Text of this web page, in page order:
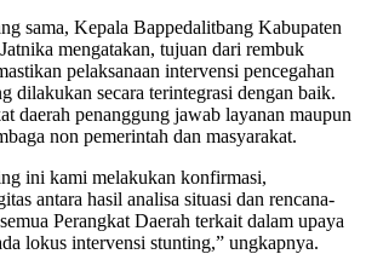
sama, Kepala Bappedalitbang Kabupaten
mengatakan, tujuan dari rembuk
pelaksanaan intervensi pencegahan
dilakukan secara terintegrasi dengan baik.
daerah penanggung jawab layanan maupun
non pemerintah dan masyarakat.
ini kami melakukan konfirmasi,
antara hasil analisa situasi dan rencana-
Perangkat Daerah terkait dalam upaya
lokus intervensi stunting,” ungkapnya.